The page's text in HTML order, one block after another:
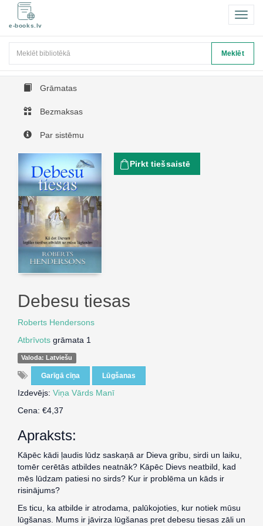
e-books.lv
Meklēt
Grāmatas
Bezmaksas
Par sistēmu
Pirkt tiešsaistē
Debesu tiesas
Roberts Hendersons
Atbrīvots grāmata 1
Valoda: Latviešu
Garīgā cīņa Lūgšanas
Izdevējs: Viņa Vārds Manī
Cena: €4,37
Apraksts:
Kāpēc kādi ļaudis lūdz saskaņā ar Dieva gribu, sirdi un laiku,
tomēr cerētās atbildes neatnāk? Kāpēc Dievs neatbild, kad
mēs lūdzam patiesi no sirds? Kur ir problēma un kāds ir
risinājums?
Es ticu, ka atbilde ir atrodama, palūkojoties, kur notiek mūsu
lūgšanas. Mums ir jāvirza lūgšanas pret debesu tiesas zāli un